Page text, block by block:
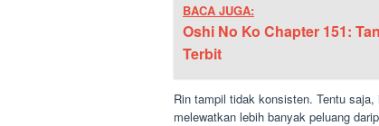
BACA JUGA:
Oshi No Ko Chapter 151:
Terbit
Rin tampil tidak konsisten. Tentu
melewatkan lebih banyak peluang